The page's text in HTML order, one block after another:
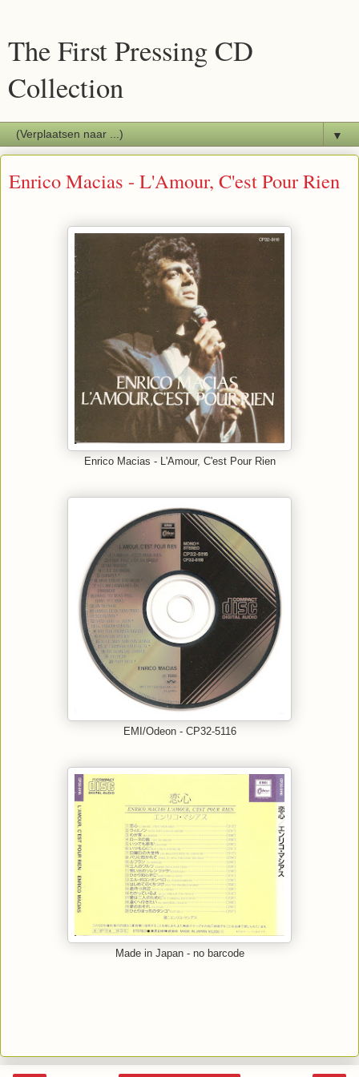
The First Pressing CD
Collection
▼
Enrico Macias - L'Amour, C'est Pour Rien
Enrico Macias - L'Amour, C'est Pour Rien
EMI/Odeon - CP32-5116
Made in Japan - no barcode